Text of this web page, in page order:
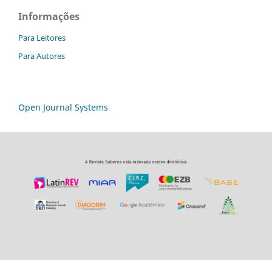
Informações
Para Leitores
Para Autores
Open Journal Systems